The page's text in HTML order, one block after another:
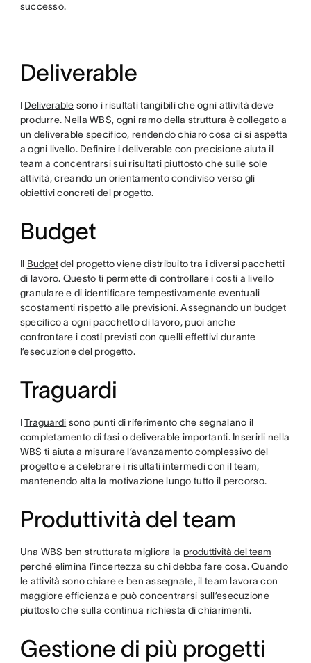
successo.
Deliverable
I Deliverable sono i risultati tangibili che ogni attività deve
produrre. Nella WBS, ogni ramo della struttura è collegato a
un deliverable specifico, rendendo chiaro cosa ci si aspetta
a ogni livello. Definire i deliverable con precisione aiuta il
team a concentrarsi sui risultati piuttosto che sulle sole
attività, creando un orientamento condiviso verso gli
obiettivi concreti del progetto.
Budget
Il Budgetdel progetto viene distribuito tra i diversi pacchetti
di lavoro. Questo ti permette di controllare i costi a livello
granulare e di identificare tempestivamente eventuali
scostamenti rispetto alle previsioni. Assegnando un budget
specifico a ogni pacchetto di lavoro, puoi anche
confrontare i costi previsti con quelli effettivi durante
l’esecuzione del progetto.
Traguardi
ITraguardi sono punti di riferimento che segnalano il
completamento di fasi o deliverable importanti. Inserirli nella
WBS ti aiuta a misurare l’avanzamento complessivo del
progetto e a celebrare i risultati intermedi con il team,
mantenendo alta la motivazione lungo tutto il percorso.
Produttività del team
Una WBS ben strutturata migliora la produttività del team
perché elimina l’incertezza su chi debba fare cosa. Quando
le attività sono chiare e ben assegnate, il team lavora con
maggiore efficienza e può concentrarsi sull’esecuzione
piuttosto che sulla continua richiesta di chiarimenti.
Gestione di più progetti